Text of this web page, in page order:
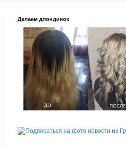
Делаем длондинок